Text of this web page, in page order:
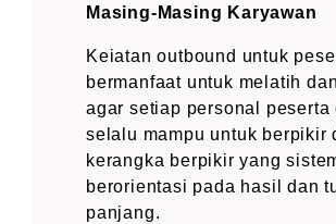
Masing-Masing Karyawan
Keiatan outbound untuk
bermanfaat untuk melatih
agar setiap personal peserta
selalu mampu untuk berpikir
kerangka berpikir yang
berorientasi pada hasil dan
panjang.